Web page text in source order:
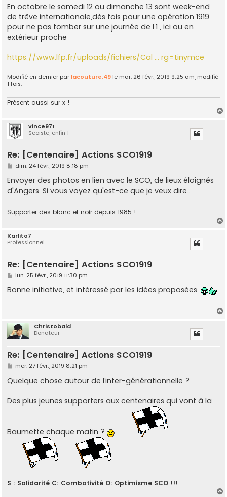
s
s
a
g
e
En octobre le samedi 12 ou dimanche 13 sont week-end
de trêve internationale,dès fois pour une opération 1919
pour ne pas tomber sur une journée de L1 , ici ou en
extérieur proche
https://www.lfp.fr/uploads/fichiers/Cal ... rg=tinymce
Modifié en dernier par lacouture.49 le mar. 26 févr., 2019 9:25 am, modifié
1 fois.
Présent aussi sur x !
vince971
Scoïste, enfin !
Re: [Centenaire] Actions SCO1919
M
s
s
a
dim. 24 févr., 2019 8:18 pm
Envoyer des photos en lien avec le SCO, de lieux éloignés
d'Angers. Si vous voyez qu'est-ce que je veux dire...
Supporter des blanc et noir depuis 1985 !
Karlito7
Professionnel
Re: [Centenaire] Actions SCO1919
M
s
s
lun. 25 févr., 2019 11:30 pm
Bonne initiative, et intéressé par les idées proposées.
Christobald
Donateur
Re: [Centenaire] Actions SCO1919
M
s
s
g
e
mer. 27 févr., 2019 8:21 pm
Quelque chose autour de l’inter-générationnelle ?
Des plus jeunes supporters aux centenaires qui vont à la
Baumette chaque matin ?
S : Solidarité C: Combativité O: Optimisme SCO !!!